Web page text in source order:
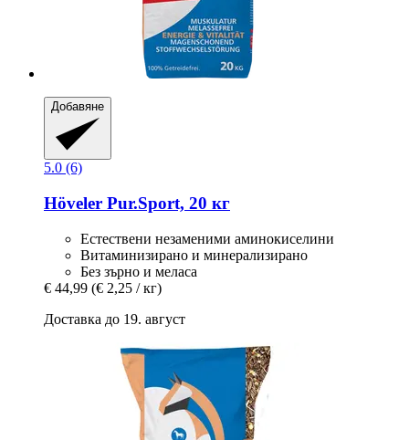
Добавяне
5.0 (6)
Höveler Pur.Sport, 20 кг
Естествени незаменими аминокиселини
Витаминизирано и минерализирано
Без зърно и меласа
€ 44,99 (€ 2,25 / кг)
Доставка до 19. август